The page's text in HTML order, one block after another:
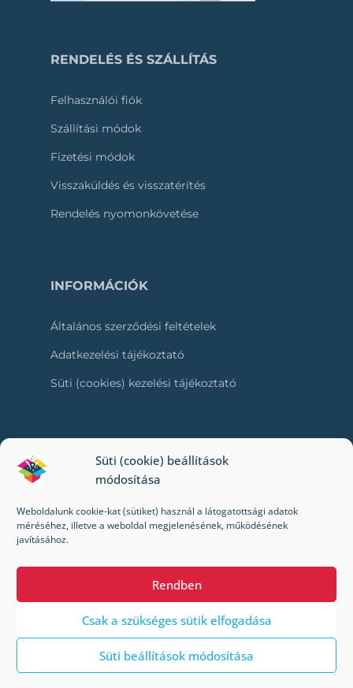
Süti (cookie) beállítások
módosítása
Weboldalunk cookie-kat (sütiket) használ a látogatottsági adatok
méréséhez, illetve a weboldal megjelenésének, működésének
javításához.
Rendben
Csak a szükséges sütik elfogadása
Süti beállítások módosítása
A Toybox webáruházban a megrendelés/kiszállítás
RENDELÉS ÉS SZÁLLÍTÁS
Felhasználói fiók
Szállítási módok
Fizetési módok
Visszaküldés és visszatérítés
Rendelés nyomonkövetése
INFORMÁCIÓK
Általános szerződési feltételek
Adatkezelési tájékoztató
Süti (cookies) kezelési tájékoztató
RÓLUNK
Kik vagyunk mi?